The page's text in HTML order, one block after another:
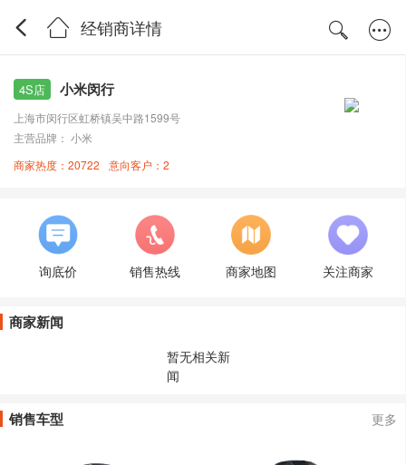
经销商详情
4S店 小米闵行
上海市闵行区虹桥镇吴中路1599号
主营品牌： 小米
商家热度：20722
意向客户：2
询底价 销售热线 商家地图 关注商家
商家新闻
暂无相关新
闻
销售车型 更多